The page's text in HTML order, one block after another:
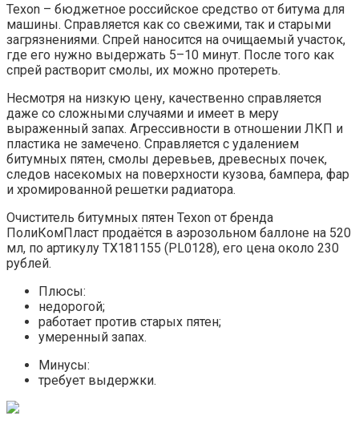
Texon – бюджетное российское средство от битума для
машины. Справляется как со свежими, так и старыми
загрязнениями. Спрей наносится на очищаемый участок,
где его нужно выдержать 5–10 минут. После того как
спрей растворит смолы, их можно протереть.
Несмотря на низкую цену, качественно справляется
даже со сложными случаями и имеет в меру
выраженный запах. Агрессивности в отношении ЛКП и
пластика не замечено. Справляется с удалением
битумных пятен, смолы деревьев, древесных почек,
следов насекомых на поверхности кузова, бампера, фар
и хромированной решетки радиатора.
Очиститель битумных пятен Texon от бренда
ПолиКомПласт продаётся в аэрозольном баллоне на 520
мл, по артикулу ТХ181155 (PL0128), его цена около 230
рублей.
Плюсы:
недорогой;
работает против старых пятен;
умеренный запах.
Минусы:
требует выдержки.